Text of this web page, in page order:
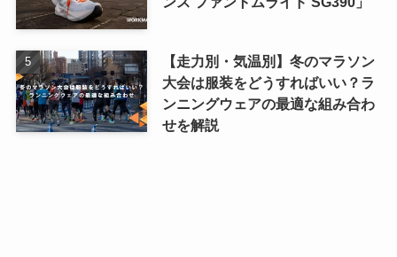
【走力別・気温別】冬のマラソン
大会は服装をどうすればいい？ラ
ンニングウェアの最適な組み合わ
せを解説